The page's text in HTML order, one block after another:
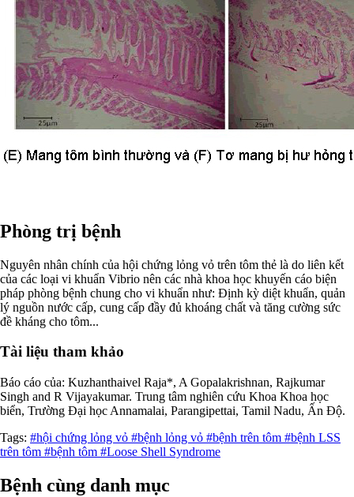
Phòng trị bệnh
Nguyên nhân chính của hội chứng lỏng vỏ trên tôm thẻ là do liên kết
của các loại vi khuẩn Vibrio nên các nhà khoa học khuyến cáo biện
pháp phòng bệnh chung cho vi khuẩn như: Định kỳ diệt khuẩn, quản
lý nguồn nước cấp, cung cấp đầy đủ khoáng chất và tăng cường sức
đề kháng cho tôm...
Tài liệu tham khảo
Báo cáo của: Kuzhanthaivel Raja*, A Gopalakrishnan, Rajkumar
Singh and R Vijayakumar. Trung tâm nghiên cứu Khoa Khoa học
biển, Trường Đại học Annamalai, Parangipettai, Tamil Nadu, Ấn Độ.
Tags: #hội chứng lỏng vỏ #bệnh lỏng vỏ #bệnh trên tôm #bệnh LSS
trên tôm #bệnh tôm #Loose Shell Syndrome
Bệnh cùng danh mục